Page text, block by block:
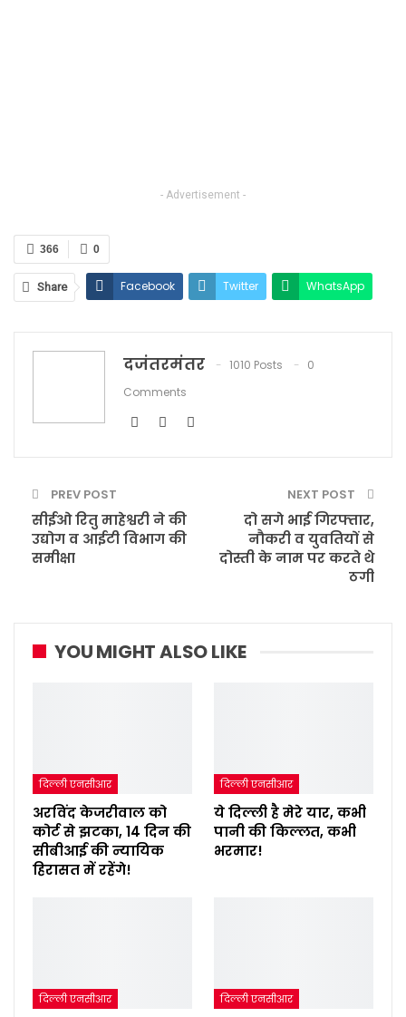
- Advertisement -
0
366
Share Facebook Twitter WhatsApp
दजंतरमंतर 1010 Posts
0
Comments
PREV POST
सीईओ रितु माहेश्वरी ने की
उद्योग व आईटी विभाग की
समीक्षा
NEXT POST
दो सगे भाई गिरफ्तार,
नौकरी व युवतियों से
दोस्ती के नाम पर करते थे
ठगी
YOU MIGHT ALSO LIKE
दिल्ली एनसीआर
अरविंद केजरीवाल को
कोर्ट से झटका, 14 दिन की
सीबीआई की न्यायिक
हिरासत में रहेंगे!
दिल्ली एनसीआर
ये दिल्ली है मेरे यार, कभी
पानी की किल्लत, कभी
भरमार!
दिल्ली एनसीआर दिल्ली एनसीआर